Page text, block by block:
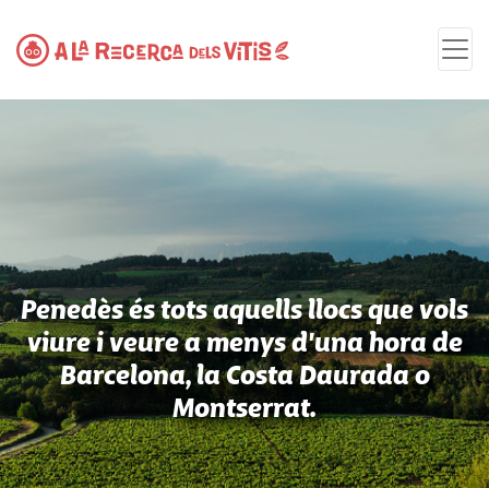
Penedès és tots aquells llocs que vols
viure i veure a menys d'una hora de
Barcelona, la Costa Daurada o
Montserrat.